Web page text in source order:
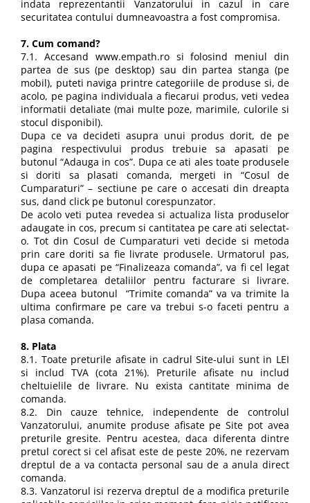
indata reprezentantii Vanzatorului in cazul in care
securitatea contului dumneavoastra a fost compromisa.
7. Cum comand?
7.1. Accesand www.empath.ro si folosind meniul din
partea de sus (pe desktop) sau din partea stanga (pe
mobil), puteti naviga printre categoriile de produse si, de
acolo, pe pagina individuala a fiecarui produs, veti vedea
informatii detaliate (mai multe poze, marimile, culorile si
stocul disponibil).
Dupa ce va decideti asupra unui produs dorit, de pe
pagina respectivului produs trebuie sa apasati pe
butonul “Adauga in cos”. Dupa ce ati ales toate produsele
si doriti sa plasati comanda, mergeti in “Cosul de
Cumparaturi” – sectiune pe care o accesati din dreapta
sus, dand click pe butonul corespunzator.
De acolo veti putea revedea si actualiza lista produselor
adaugate in cos, precum si cantitatea pe care ati selectat-
o. Tot din Cosul de Cumparaturi veti decide si metoda
prin care doriti sa fie livrate produsele. Urmatorul pas,
dupa ce apasati pe “Finalizeaza comanda”, va fi cel legat
de completarea detaliilor pentru facturare si livrare.
Dupa aceea butonul “Trimite comanda” va va trimite la
ultima confirmare pe care va trebui s-o faceti pentru a
plasa comanda.
8. Plata
8.1. Toate preturile afisate in cadrul Site-ului sunt in LEI
si includ TVA (cota 21%). Preturile afisate nu includ
cheltuielile de livrare. Nu exista cantitate minima de
comanda.
8.2. Din cauze tehnice, independente de controlul
Vanzatorului, anumite produse afisate pe Site pot avea
preturile gresite. Pentru acestea, daca diferenta dintre
pretul corect si cel afisat este de peste 20%, ne rezervam
dreptul de a va contacta personal sau de a anula direct
comanda.
8.3. Vanzatorul isi rezerva dreptul de a modifica preturile